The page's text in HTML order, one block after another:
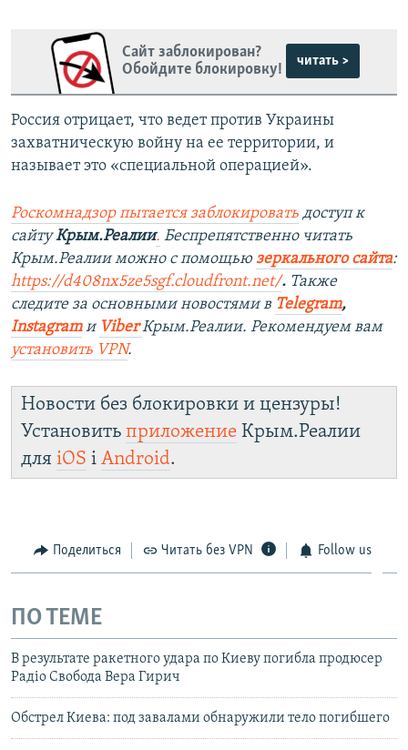
Сайт заблокирован?
Обойдите блокировку!
читать >
Россия отрицает, что ведет против Украины
захватническую войну на ее территории, и
называет это «специальной операцией».
Роскомнадзор пытается заблокировать доступ к
сайту Крым.Реалии. Беспрепятственно читать
Крым.Реалии можно с помощью зеркального сайта:
https://d408nx5ze5sgf.cloudfront.net/. Также
следите за основными новостями в Telegram,
Instagram и ViberКрым.Реалии. Рекомендуем вам
установить VPN.
Новости без блокировки и цензуры!
Установить приложение Крым.Реалии
для iOS і Android.
Поделиться Читать без VPN Follow us
ПО ТЕМЕ
В результате ракетного удара по Киеву погибла продюсер
Радіо Свобода Вера Гирич
Обстрел Киева: под завалами обнаружили тело погибшего